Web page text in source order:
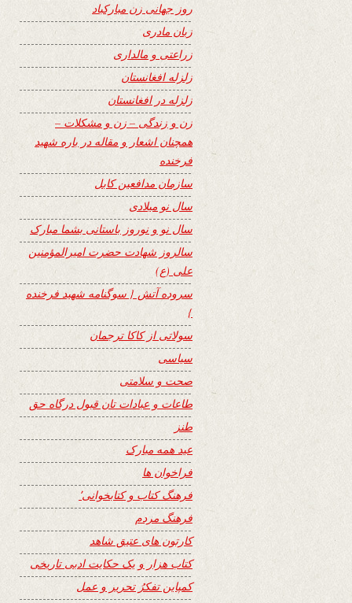
روز جهانی زن مبارکباد
زبان مادری
زراعتی و مالداری
زلزله افغانستان
زلزله در افغانستان
زن و زندگی – زن و مشکلات –
همچنان اشعار و مقاله در باره شهید
فرخنده
سازمان مدافعین کابل
سال نو میلادی
سال نو و نوروز باستانی بشما مبارک
سالروز شهادت حضرت امیرالمؤمنین
علی (ع)
سروده آتش { سوگنامه شهید فرخنده
}
سولاتی از کاکا ترجمان
سیاسی
صحت و سلامتی
طاعات و عبادات تان قبول درگاه حق
طنز
عید همه مبارک
فراخوان ها
فرهنگ کتاب و کتابخوانی٬
فرهنگ مردم
کارتون های عتیق شاهد
کتاب هزار و یک حکایت ادبی تاریخی
کمپاین تفکرُ تحریر و عمل